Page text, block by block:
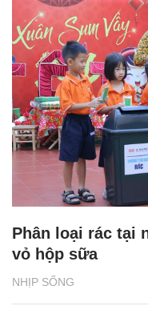
NHỊP SỐNG
Phân loại rác tại
vỏ hộp sữa